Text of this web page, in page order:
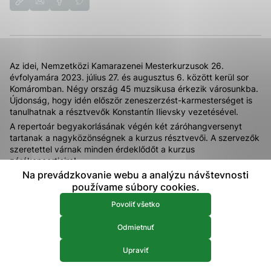
Az idei, Nemzetközi Kamarazenei Mesterkurzusok 26.
évfolyamára 2023. július 27. és augusztus 6. között kerül sor
Komáromban. Négy ország 45 muzsikusa érkezik városunkba.
Újdonság, hogy idén először zeneszerzést-karmesterséget is
tanulhatnak a résztvevők Konstantín Ilievsky vezetésével.
A repertoár begyakorlásának végén két záróhangversenyt
tartanak a nagyközönségnek a kurzus résztvevői. A szervezők
szeretettel várnak minden érdeklődőt a kurzus
zárókoncertjeire!
Idén ezekre a koncertekre augusztus 4-én és 5-én kerül sor
18.00-i kezdettel a komáromi Tiszti Pavilon dísztermében.
Na prevádzkovanie webu a analýzu návštevnosti
používame súbory cookies.
Povoliť všetko
Odmietnuť
Upraviť
prístup k zabezpečeným oblastiam webovej stránky. Bez
Analytické cookies pomáhajú prevádzkovateľovi stránok
pochopiť, ako návštevníci stránok stránku používajú, aby
mohol stránky optimalizovať a ponúknuť im lepšiu
skúsenosť. Všetky dáta sa zbierajú anonymne a nie je
možné ich spojiť s konkrétnou osobou.
Uložiť nastavenia
Viac informácií